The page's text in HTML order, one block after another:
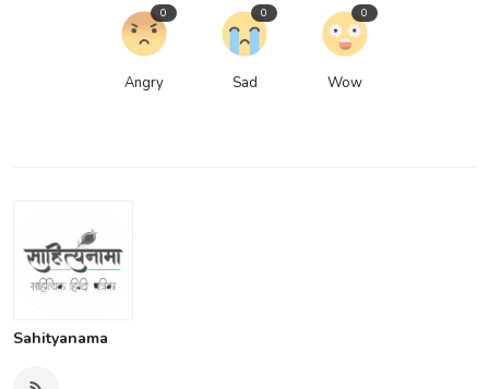
Angry
0
Sad
0
Wow
0
Sahityanama